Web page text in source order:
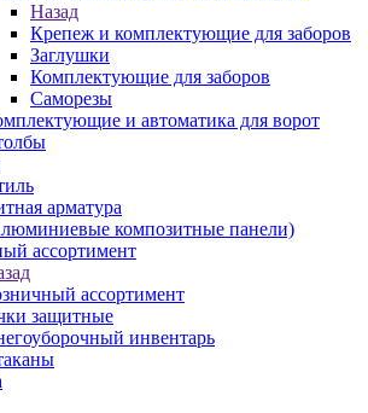
Назад
Крепеж и комплектующие для заборов
Заглушки
Комплектующие для заборов
Саморезы
и автоматика для ворот
арматура
композитные панели)
ассортимент
ассортимент
защитные
инвентарь